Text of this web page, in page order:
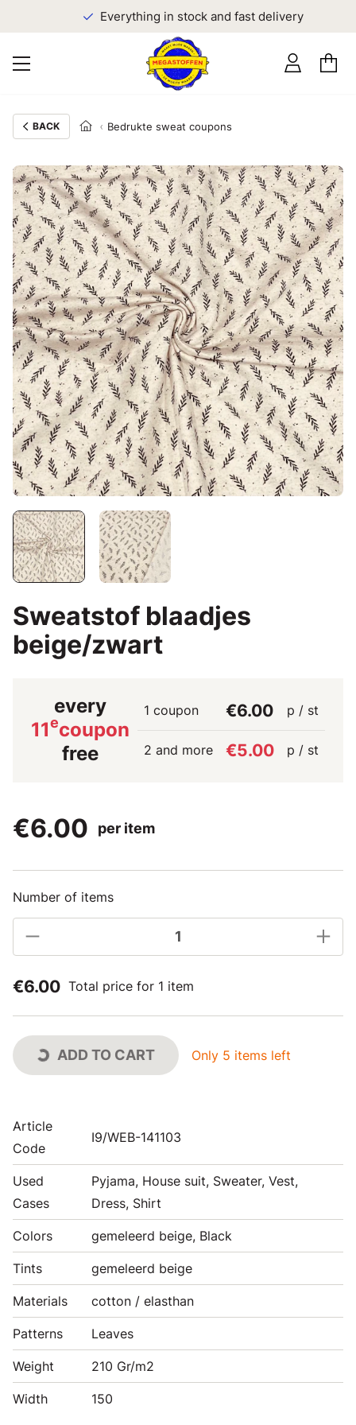
Everything in stock and fast delivery
BACK Bedrukte sweat coupons
Sweatstof blaadjes
beige/zwart
every
11ecoupon
free
1 coupon €6.00 p / st
2 and more €5.00 p / st
€6.00 per item
Number of items
€6.00 Total price for 1 item
ADD TO CART Only 5 items left
Article
Code
I9/WEB-141103
Used
Cases
Pyjama, House suit, Sweater, Vest,
Dress, Shirt
Colors gemeleerd beige, Black
Tints gemeleerd beige
Materials cotton / elasthan
Patterns Leaves
Weight 210 Gr/m2
Width 150